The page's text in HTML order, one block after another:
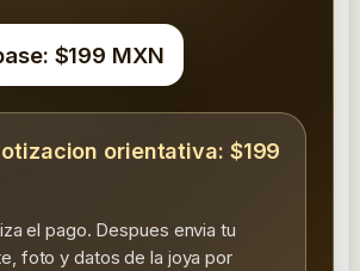
$199 MXN
orientativa: $199
el pago. Despues envia tu
foto y datos de la joya por